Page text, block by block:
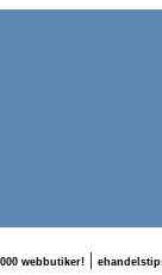
webbutiker!|